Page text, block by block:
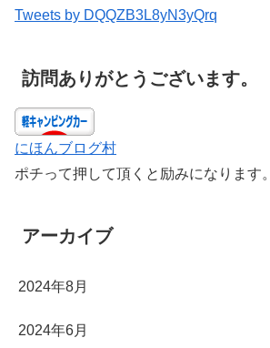
Tweets by DQQZB3L8yN3yQrq
訪問ありがとうございます。
にほんブログ村
ポチって押して頂くと励みになります。
アーカイブ
2024年8月
2024年6月